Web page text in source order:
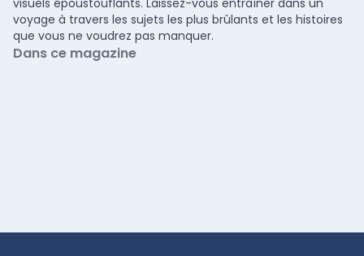
visuels époustouflants. Laissez-vous entraîner dans un
voyage à travers les sujets les plus brûlants et les histoires
que vous ne voudrez pas manquer.
Dans ce magazine